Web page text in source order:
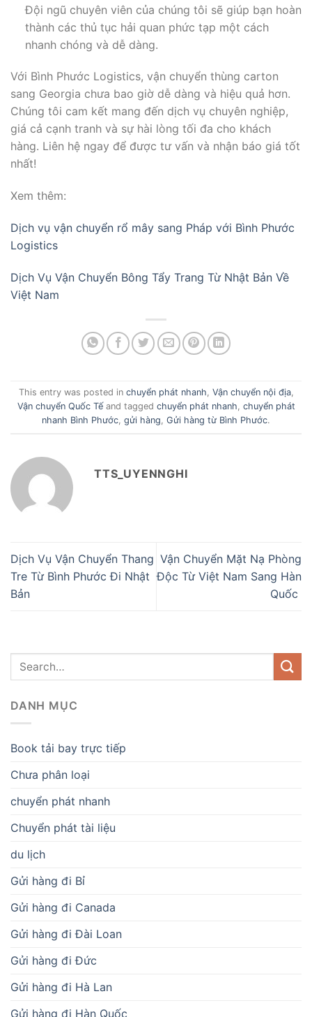
Đội ngũ chuyên viên của chúng tôi sẽ giúp bạn hoàn
thành các thủ tục hải quan phức tạp một cách
nhanh chóng và dễ dàng.
Với Bình Phước Logistics, vận chuyển thùng carton
sang Georgia chưa bao giờ dễ dàng và hiệu quả hơn.
Chúng tôi cam kết mang đến dịch vụ chuyên nghiệp,
giá cả cạnh tranh và sự hài lòng tối đa cho khách
hàng. Liên hệ ngay để được tư vấn và nhận báo giá tốt
nhất!
Xem thêm:
Dịch vụ vận chuyển rổ mây sang Pháp với Bình Phước
Logistics
Dịch Vụ Vận Chuyển Bông Tẩy Trang Từ Nhật Bản Về
Việt Nam
This entry was posted in chuyển phát nhanh, Vận chuyển nội địa,
Vận chuyển Quốc Tếand tagged chuyển phát nhanh, chuyển phát
nhanh Bình Phước, gửi hàng, Gửi hàng từ Bình Phước.
TTS_UYENNGHI
Dịch Vụ Vận Chuyển Thang
Tre Từ Bình Phước Đi Nhật
Bản
Vận Chuyển Mặt Nạ Phòng
Độc Từ Việt Nam Sang Hàn
Quốc
DANH MỤC
Book tải bay trực tiếp
Chưa phân loại
chuyển phát nhanh
Chuyển phát tài liệu
du lịch
Gửi hàng đi Bỉ
Gửi hàng đi Canada
Gửi hàng đi Đài Loan
Gửi hàng đi Đức
Gửi hàng đi Hà Lan
Gửi hàng đi Hàn Quốc